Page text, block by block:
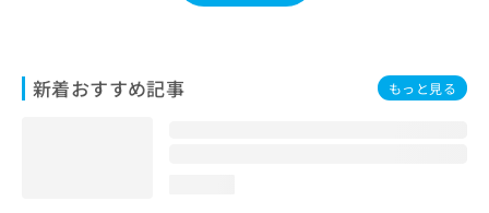
新着おすすめ記事 もっと見る
合
わ